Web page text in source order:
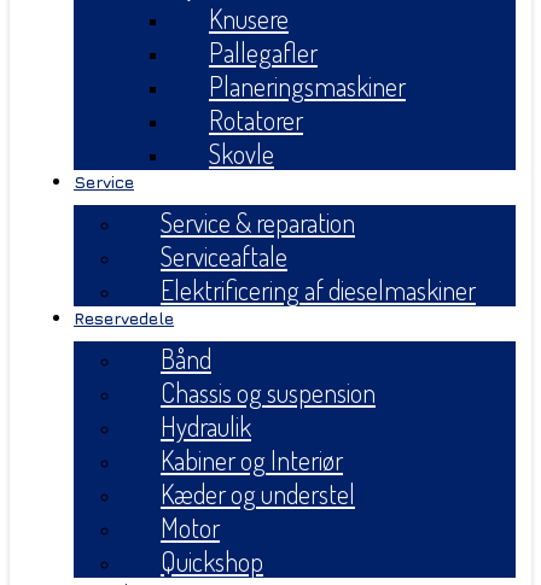
Knusere
Pallegafler
Planeringsmaskiner
Rotatorer
Skovle
Service
Service & reparation
Serviceaftale
Elektrificering af dieselmaskiner
Reservedele
Bånd
Chassis og suspension
Hydraulik
Kabiner og Interiør
Kæder og understel
Motor
Quickshop